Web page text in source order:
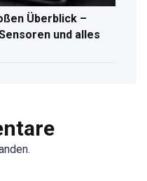
Überblick –
und alles